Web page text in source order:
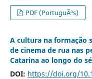
PDF (PortuguÃªs)
A cultura na formação
de cinema de rua nas
Catarina ao longo do
DOI: https://doi.org/